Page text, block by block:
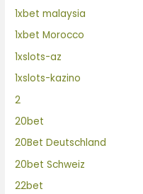
1xbet malaysia
1xbet Morocco
1xslots-az
1xslots-kazino
2
20bet
20Bet Deutschland
20bet Schweiz
22bet